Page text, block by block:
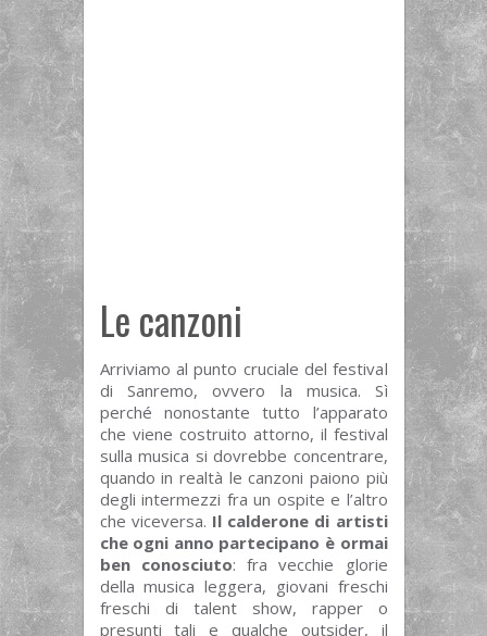
Le canzoni
Arriviamo al punto cruciale del festival
di Sanremo, ovvero la musica. Sì
perché nonostante tutto l’apparato
che viene costruito attorno, il festival
sulla musica si dovrebbe concentrare,
quando in realtà le canzoni paiono più
degli intermezzi fra un ospite e l’altro
che viceversa. Il calderone di artisti
che ogni anno partecipano è ormai
ben conosciuto: fra vecchie glorie
della musica leggera, giovani freschi
freschi di talent show, rapper o
presunti tali e qualche outsider, il